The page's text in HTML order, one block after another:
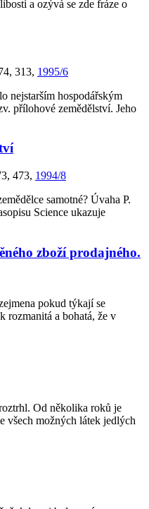
a ozývá se zde fráze o
313, 1995/6
nejstarším hospodářským
přílohové zemědělství. Jeho
473, 1994/8
samotné? Úvaha P.
Science ukazuje
zboží prodajného.
pokud týkají se
rozmanitá a bohatá, že v
Od několika roků je
všech možných látek jedlých